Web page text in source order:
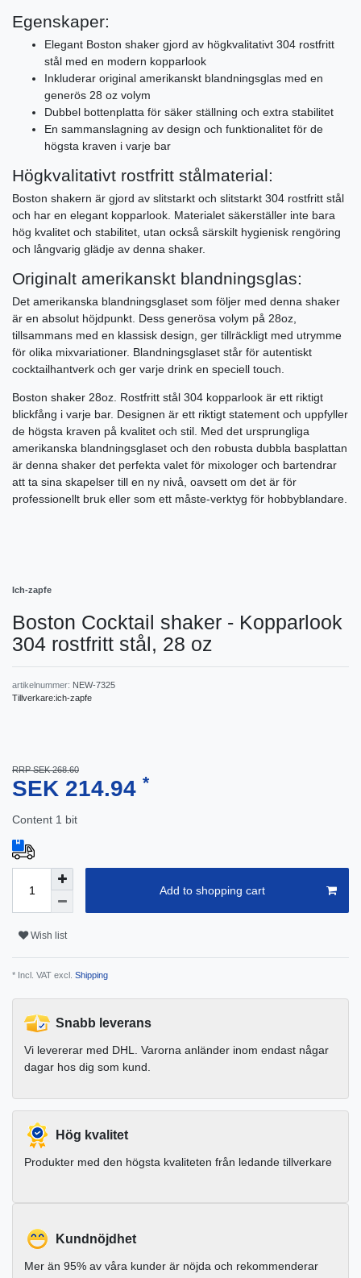
Egenskaper:
Elegant Boston shaker gjord av högkvalitativt 304 rostfritt
stål med en modern kopparlook
Inkluderar original amerikanskt blandningsglas med en
generös 28 oz volym
Dubbel bottenplatta för säker ställning och extra stabilitet
En sammanslagning av design och funktionalitet för de
högsta kraven i varje bar
Högkvalitativt rostfritt stålmaterial:
Boston shakern är gjord av slitstarkt och slitstarkt 304 rostfritt stål
och har en elegant kopparlook. Materialet säkerställer inte bara
hög kvalitet och stabilitet, utan också särskilt hygienisk rengöring
och långvarig glädje av denna shaker.
Originalt amerikanskt blandningsglas:
Det amerikanska blandningsglaset som följer med denna shaker
är en absolut höjdpunkt. Dess generösa volym på 28oz,
tillsammans med en klassisk design, ger tillräckligt med utrymme
för olika mixvariationer. Blandningsglaset står för autentiskt
cocktailhantverk och ger varje drink en speciell touch.
Boston shaker 28oz. Rostfritt stål 304 kopparlook är ett riktigt
blickfång i varje bar. Designen är ett riktigt statement och uppfyller
de högsta kraven på kvalitet och stil. Med det ursprungliga
amerikanska blandningsglaset och den robusta dubbla basplattan
är denna shaker det perfekta valet för mixologer och bartendrar
att ta sina skapelser till en ny nivå, oavsett om det är för
professionellt bruk eller som ett måste-verktyg för hobbyblandare.
Ich-zapfe
Boston Cocktail shaker - Kopparlook
304 rostfritt stål, 28 oz
artikelnummer: NEW-7325
Tillverkare:ich-zapfe
RRP SEK 268.60
SEK 214.94 *
Content 1 bit
Add to shopping cart
Wish list
* Incl. VAT excl. Shipping
Snabb leverans
Vi levererar med DHL. Varorna anländer inom endast någar
dagar hos dig som kund.
Hög kvalitet
Produkter med den högsta kvaliteten från ledande tillverkare
Kundnöjdhet
Mer än 95% av våra kunder är nöjda och rekommenderar